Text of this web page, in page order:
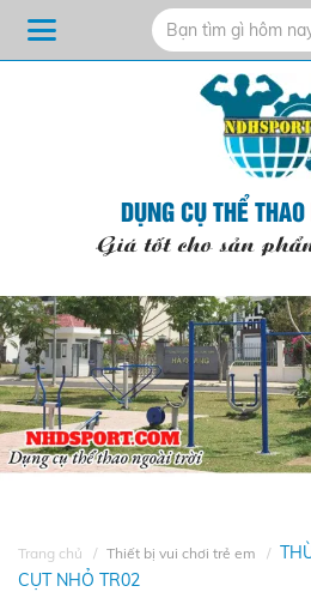
DỤNG CỤ THỂ THAO
Giá tốt cho sản
Trang chủ Thiết bị vui chơi trẻ em
CỤT NHỎ TR02